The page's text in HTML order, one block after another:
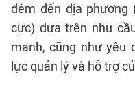
đêm đến địa
cực) dựa trên nhu
mạnh, cũng như yêu
lực quản lý và hỗ trợ